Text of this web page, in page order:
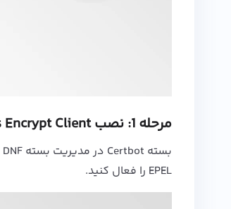
مرحله 1: نصب Certbot Let’s Encrypt Client
EPEL را فعال کنید.